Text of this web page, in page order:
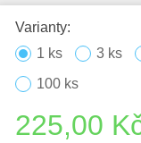
Varianty:
1 ks
3 ks
100 ks
225,00